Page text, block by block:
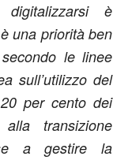
digitalizzarsi è
una priorità ben
le linee
sull’utilizzo del
per cento dei
transizione
a gestire la